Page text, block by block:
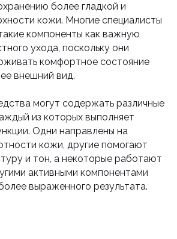
более гладкой и
кожи. Многие специалисты
компоненты как важную
ухода, поскольку они
комфортное состояние
внешний вид.
могут содержать различные
из которых выполняет
Одни направлены на
кожи, другие помогают
и тон, а некоторые работают
активными компонентами
выраженного результата.